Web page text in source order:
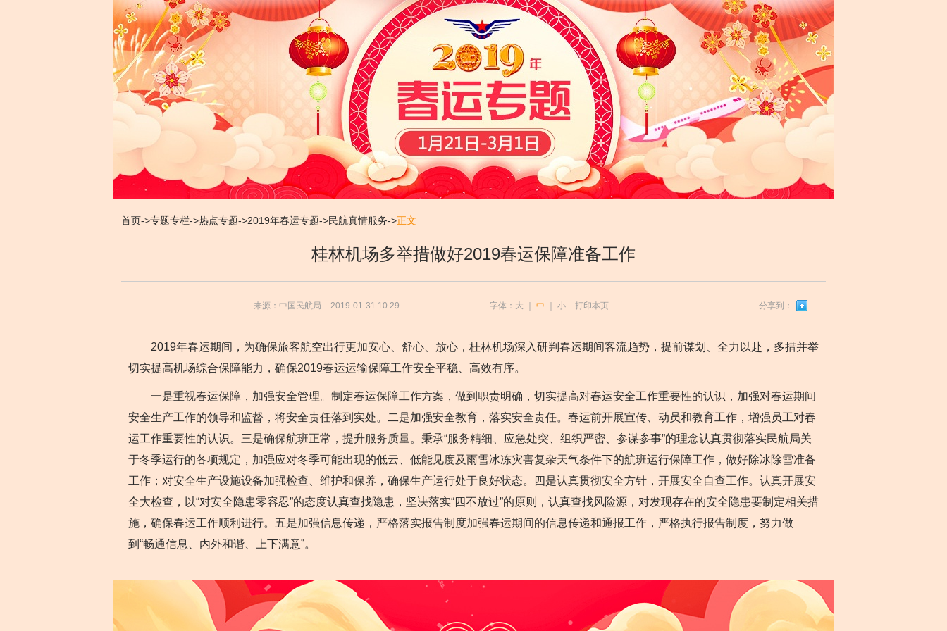
首页->专题专栏->热点专题->2019年春运专题->民航真情服务->正文
桂林机场多举措做好2019春运保障准备工作
来源：中国民航局 2019-01-31 10:29 字体： 大 中 小 打印本页 分享到：
2019年春运期间，为确保旅客航空出行更加安心、舒心、放心，桂林机场深入研判春运期间客流趋势，提前谋划、全力以赴，多措并举
切实提高机场综合保障能力，确保2019春运运输保障工作安全平稳、高效有序。
一是重视春运保障，加强安全管理。制定春运保障工作方案，做到职责明确，切实提高对春运安全工作重要性的认识，加强对春运期间
安全生产工作的领导和监督，将安全责任落到实处。二是加强安全教育，落实安全责任。春运前开展宣传、动员和教育工作，增强员工对春
运工作重要性的认识。三是确保航班正常，提升服务质量。秉承“服务精细、应急处突、组织严密、参谋参事”的理念认真贯彻落实民航局关
于冬季运行的各项规定，加强应对冬季可能出现的低云、低能见度及雨雪冰冻灾害复杂天气条件下的航班运行保障工作，做好除冰除雪准备
工作；对安全生产设施设备加强检查、维护和保养，确保生产运行处于良好状态。四是认真贯彻安全方针，开展安全自查工作。认真开展安
全大检查，以“对安全隐患零容忍”的态度认真查找隐患，坚决落实“四不放过”的原则，认真查找风险源，对发现存在的安全隐患要制定相关措
施，确保春运工作顺利进行。五是加强信息传递，严格落实报告制度加强春运期间的信息传递和通报工作，严格执行报告制度，努力做
到“畅通信息、内外和谐、上下满意”。